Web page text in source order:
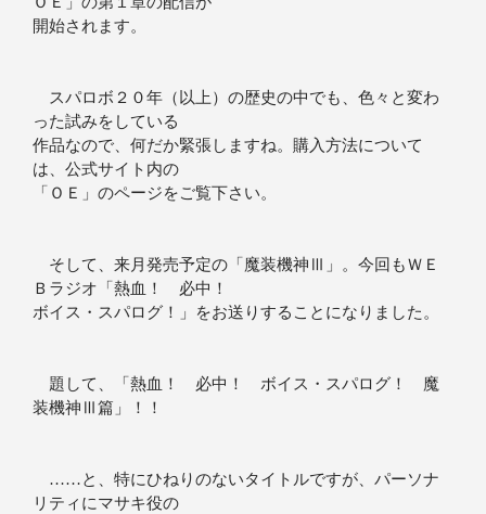
開始されます。
スパロボ２０年（以上）の歴史の中でも、色々と変わ
った試みをしている
作品なので、何だか緊張しますね。購入方法について
は、公式サイト内の
「ＯＥ」のページをご覧下さい。
そして、来月発売予定の「魔装機神Ⅲ」。今回もＷＥ
Ｂラジオ「熱血！ 必中！
ボイス・スパログ！」をお送りすることになりました。
題して、「熱血！ 必中！ ボイス・スパログ！ 魔
装機神Ⅲ篇」！！
……と、特にひねりのないタイトルですが、パーソナ
リティにマサキ役の